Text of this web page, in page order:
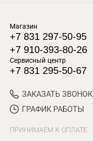
Магазин
+7 831 297-50-95
+7 910-393-80-26
Сервисный центр
+7 831 295-50-67
ЗАКАЗАТЬ ЗВОНОК
ГРАФИК РАБОТЫ
ПРИНИМАЕМ К ОПЛАТЕ